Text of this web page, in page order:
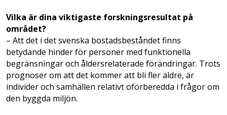
Vilka är dina viktigaste forskningsresultat på
området?
– Att det i det svenska bostadsbeståndet finns
betydande hinder för personer med funktionella
begränsningar och åldersrelaterade förändringar. Trots
prognoser om att det kommer att bli fler äldre, är
individer och samhällen relativt oförberedda i frågor om
den byggda miljön.